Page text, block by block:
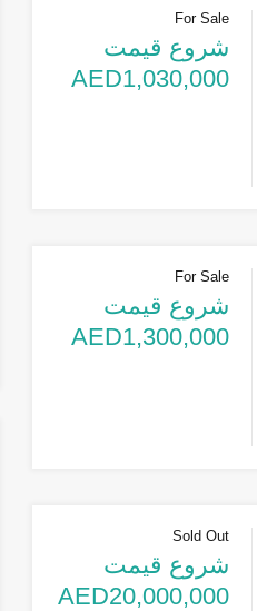
For Sale
شروع قیمت
AED1,030,000
For Sale
شروع قیمت
AED1,300,000
Sold Out
شروع قیمت
AED20,000,000